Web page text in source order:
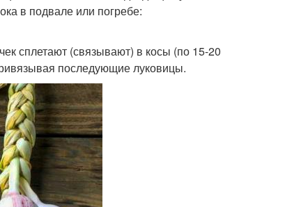
в подвале или погребе:
сплетают (связывают) в косы (по 15-20
последующие луковицы.